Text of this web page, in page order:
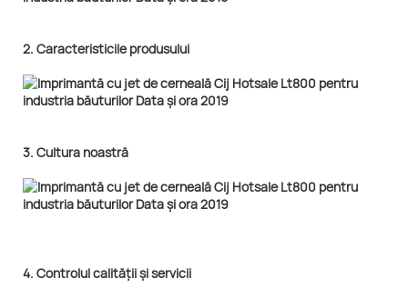
2. Caracteristicile produsului
3. Cultura noastră
4. Controlul calității și servicii